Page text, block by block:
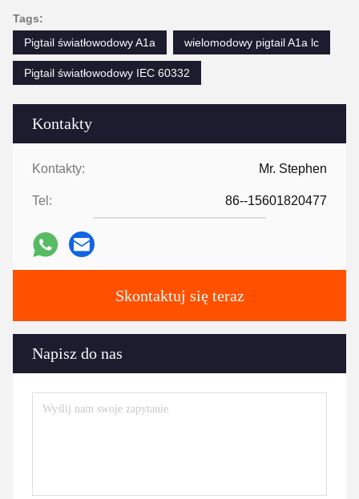
Kontakty
Kontakty: Mr. Stephen
Tel: 86--15601820477
Skontaktuj się teraz
Napisz do nas
Tags:
Pigtail światłowodowy A1a
wielomodowy pigtail A1a lc
Pigtail światłowodowy IEC 60332